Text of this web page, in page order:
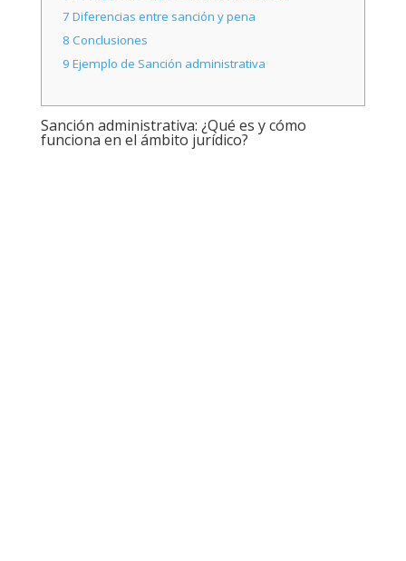
7 Diferencias entre sanción y pena
8 Conclusiones
9 Ejemplo de Sanción administrativa
Sanción administrativa: ¿Qué es y cómo
funciona en el ámbito jurídico?